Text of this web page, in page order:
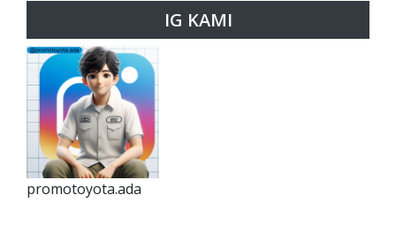
IG KAMI
promotoyota.ada